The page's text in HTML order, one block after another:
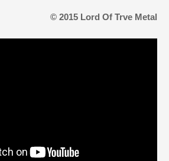
© 2015 Lord Of Trve Metal